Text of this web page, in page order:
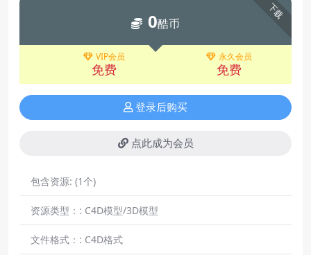
下载
0酷币
VIP会员
免费
永久会员
免费
登录后购买
点此成为会员
包含资源: (1个)
资源类型：: C4D模型/3D模型
文件格式：: C4D格式